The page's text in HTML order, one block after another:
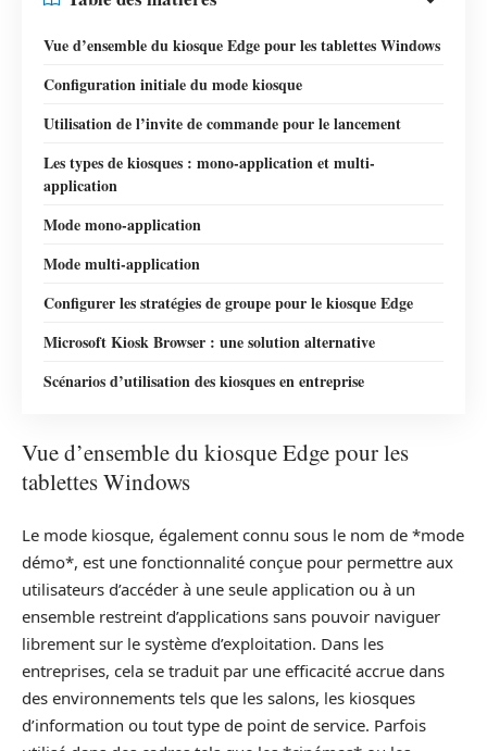
Vue d’ensemble du kiosque Edge pour les tablettes Windows
Configuration initiale du mode kiosque
Utilisation de l’invite de commande pour le lancement
Les types de kiosques : mono-application et multi-
application
Mode mono-application
Mode multi-application
Configurer les stratégies de groupe pour le kiosque Edge
Microsoft Kiosk Browser : une solution alternative
Scénarios d’utilisation des kiosques en entreprise
Vue d’ensemble du kiosque Edge pour les
tablettes Windows
Le mode kiosque, également connu sous le nom de *mode
démo*, est une fonctionnalité conçue pour permettre aux
utilisateurs d’accéder à une seule application ou à un
ensemble restreint d’applications sans pouvoir naviguer
librement sur le système d’exploitation. Dans les
entreprises, cela se traduit par une efficacité accrue dans
des environnements tels que les salons, les kiosques
d’information ou tout type de point de service. Parfois